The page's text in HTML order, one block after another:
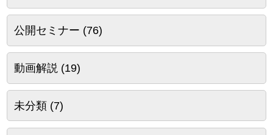
公開セミナー (76)
動画解説 (19)
未分類(7)